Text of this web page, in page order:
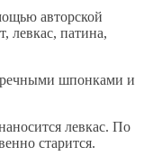
авторской
левкас, патина,
шпонками и
левкас. По
старится.